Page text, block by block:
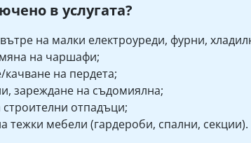
в услугата?
на малки електроуреди, фурни,
на чаршафи;
на пердета;
зареждане на съдомиялна;
отпадъци;
тежки мебели (гардероби, спални, секции).